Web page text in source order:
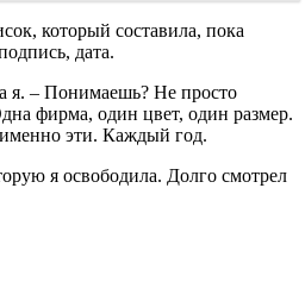
который составила, пока
дата.
я. – Понимаешь? Не просто
фирма, один цвет, один размер.
эти. Каждый год.
я освободила. Долго смотрел